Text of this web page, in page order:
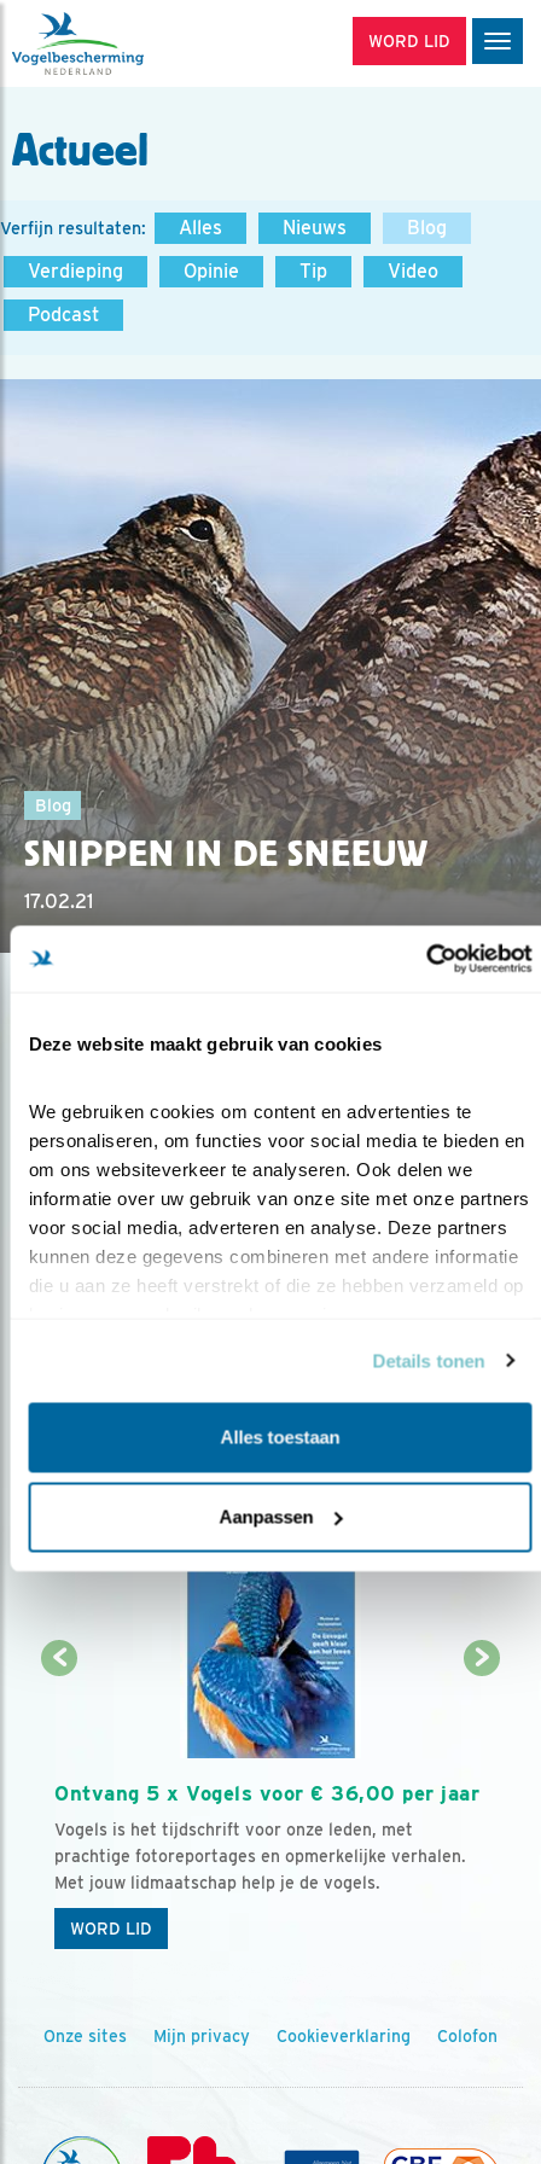
Deze website maakt gebruik van cookies
We gebruiken cookies om content en advertenties te
personaliseren, om functies voor social media te bieden en
om ons websiteverkeer te analyseren. Ook delen we
informatie over uw gebruik van onze site met onze partners
voor social media, adverteren en analyse. Deze partners
kunnen deze gegevens combineren met andere informatie
die u aan ze heeft verstrekt of die ze hebben verzameld op
Details tonen
Alles toestaan
Aanpassen
WORD LID
Actueel
Verfijn resultaten: Alles Nieuws
Blog
Verdieping
Opinie Tip
Video
Podcast
Blog
SNIPPEN IN DE SNEEUW
17.02.21
Op de hoogte blijven?
Meld je aan en ontvang nieuws, inspiratie, acties en tips
over vogels en activiteiten van Vogelbescherming.
Ontvang 5 x Vogels voor € 36,00 per jaar
Vogels is het tijdschrift voor onze leden, met
prachtige fotoreportages en opmerkelijke verhalen.
Met jouw lidmaatschap help je de vogels.
WORD LID
Onze sites Mijn privacy Cookieverklaring Colofon